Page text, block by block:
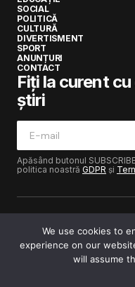
SOCIAL
POLITICĂ
CULTURĂ
DIVERTISMENT
SPORT
ANUNȚURI
CONTACT
Fiți la curent
știri
Apăsând butonul
politica noastră GDPR și
Copyright © 2017-2025
rezervate · Dezvoltat de
We use cookies to
experience on our
will assume